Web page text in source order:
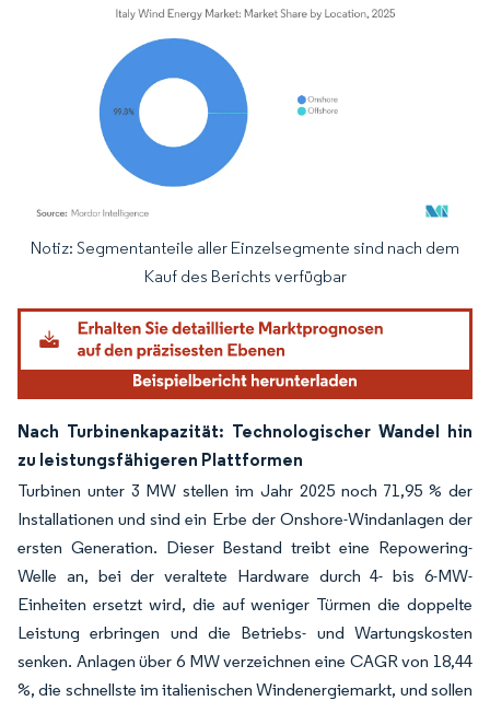
Bild © Mordor Intelligence. Wiederverwendung erfordert Namensnennung
Notiz: Segmentanteile aller Einzelsegmente sind nach dem
Kauf des Berichts verfügbar
Nach Turbinenkapazität: Technologischer Wandel hin
zu leistungsfähigeren Plattformen
Turbinen unter 3 MW stellen im Jahr 2025 noch 71,95 % der
Installationen und sind ein Erbe der Onshore-Windanlagen der
ersten Generation. Dieser Bestand treibt eine Repowering-
Welle an, bei der veraltete Hardware durch 4- bis 6-MW-
Einheiten ersetzt wird, die auf weniger Türmen die doppelte
Leistung erbringen und die Betriebs- und Wartungskosten
senken. Anlagen über 6 MW verzeichnen eine CAGR von 18,44
%, die schnellste im italienischen Windenergiemarkt, und sollen